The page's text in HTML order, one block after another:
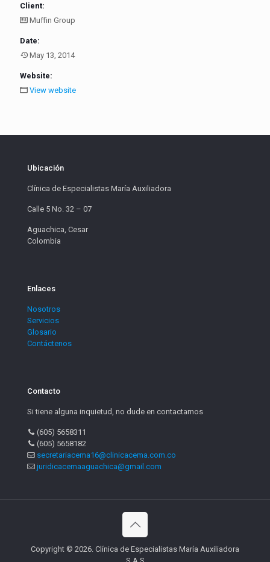
Client:
Muffin Group
Date:
May 13, 2014
Website:
View website
Ubicación
Clínica de Especialistas María Auxiliadora
Calle 5 No. 32 – 07
Aguachica, Cesar
Colombia
Enlaces
Nosotros
Servicios
Glosario
Contáctenos
Contacto
Si tiene alguna inquietud, no dude en contactarnos
(605) 5658311
(605) 5658182
secretariacema16@clinicacema.com.co
juridicacemaaguachica@gmail.com
Copyright © 2026. Clínica de Especialistas María Auxiliadora